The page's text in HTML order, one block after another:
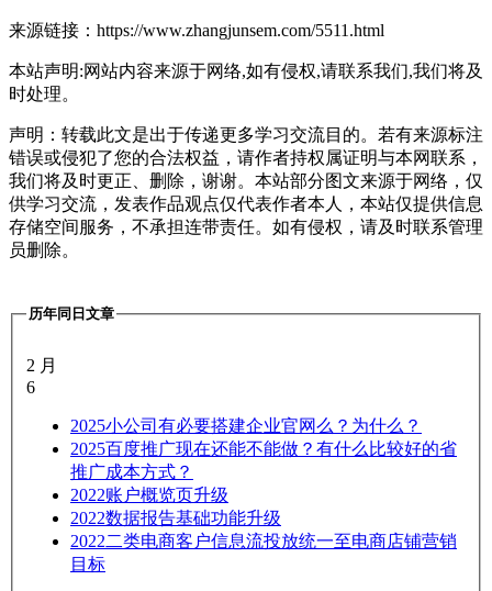
来源链接：https://www.zhangjunsem.com/5511.html
本站声明:网站内容来源于网络,如有侵权,请联系我们,我们将及
时处理。
声明：转载此文是出于传递更多学习交流目的。若有来源标注
错误或侵犯了您的合法权益，请作者持权属证明与本网联系，
我们将及时更正、删除，谢谢。本站部分图文来源于网络，仅
供学习交流，发表作品观点仅代表作者本人，本站仅提供信息
存储空间服务，不承担连带责任。如有侵权，请及时联系管理
员删除。
历年同日文章
2 月
6
2025小公司有必要搭建企业官网么？为什么？
2025百度推广现在还能不能做？有什么比较好的省
推广成本方式？
2022账户概览页升级
2022数据报告基础功能升级
2022二类电商客户信息流投放统一至电商店铺营销
目标